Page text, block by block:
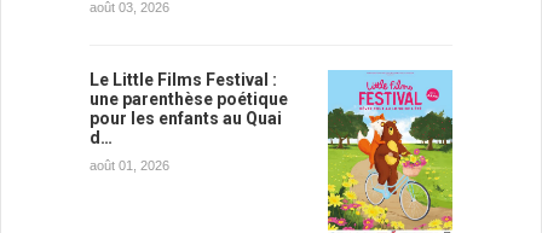
août 03, 2026
Le Little Films Festival :
une parenthèse poétique
pour les enfants au Quai
d…
août 01, 2026